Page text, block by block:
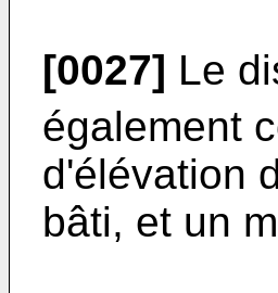
[0027] Le
également
d'élévation
bâti, et un